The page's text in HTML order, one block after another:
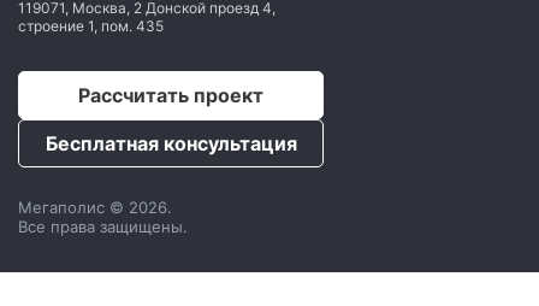
119071, Москва, 2 Донской проезд 4,
строение 1, пом. 435
Рассчитать проект
Бесплатная консультация
Мегаполис © 2026.
Все права защищены.